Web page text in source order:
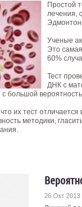
Простой
лечения,
Ученые
Это
60%
Тест
ДНК с
большой
их тест
методики,
26 Окт 2013